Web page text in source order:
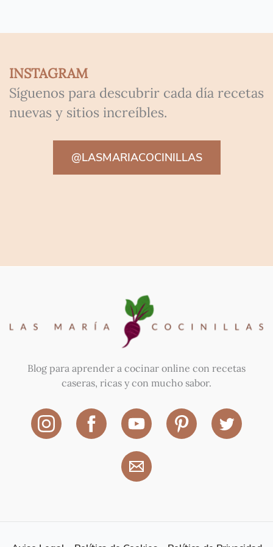
INSTAGRAM
Síguenos para descubrir cada día recetas
nuevas y sitios increíbles.
@LASMARIACOCINILLAS
Blog para aprender a cocinar online con recetas
caseras, ricas y con mucho sabor.